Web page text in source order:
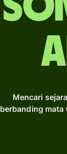
Mencari
berbanding mata